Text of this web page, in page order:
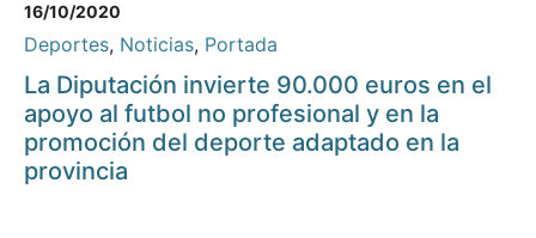
16/10/2020
Deportes, Noticias, Portada
La Diputación invierte 90.000 euros en el
apoyo al futbol no profesional y en la
promoción del deporte adaptado en la
provincia